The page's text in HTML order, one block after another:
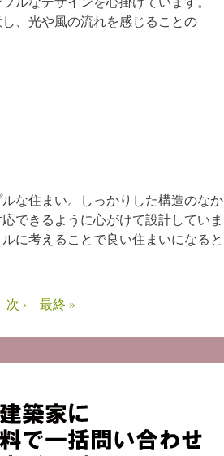
、光や風の流れを感じることの
な住まい。しっかりした構造のなか
できるように心がけて設計していま
に考えることで良い住まいになると
次 › 最終 »